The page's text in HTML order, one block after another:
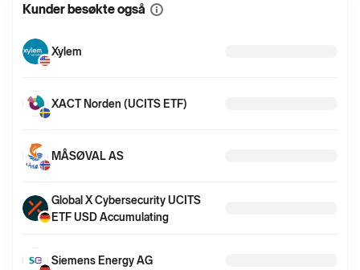
Kunder besøkte også Vis
Xylem
XACT Norden (UCITS ETF)
MÅSØVAL AS
Global X Cybersecurity UCITS
ETF USD Accumulating
Siemens Energy AG